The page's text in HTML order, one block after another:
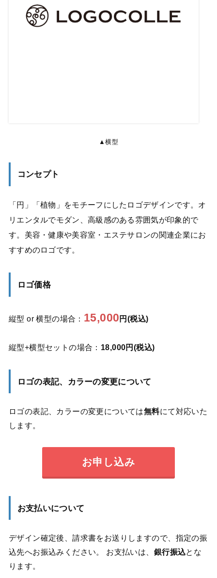
▲横型
コンセプト
「円」「植物」をモチーフにしたロゴデザインです。オ
リエンタルでモダン、高級感のある雰囲気が印象的で
す。美容・健康や美容室・エステサロンの関連企業にお
すすめのロゴです。
ロゴ価格
縦型 or 横型の場合： 15,000 円(税込)
縦型+横型セットの場合： 18,000円(税込)
ロゴの表記、カラーの変更について
ロゴの表記、カラーの変更については無料にて対応いた
します。
お申し込み
お支払いについて
デザイン確定後、請求書をお送りしますので、指定の振
込先へお振込みください。 お支払いは、 銀行振込とな
ります。